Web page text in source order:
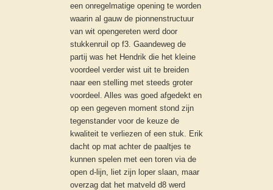
een onregelmatige opening te worden
waarin al gauw de pionnenstructuur
van wit opengereten werd door
stukkenruil op f3. Gaandeweg de
partij was het Hendrik die het kleine
voordeel verder wist uit te breiden
naar een stelling met steeds groter
voordeel. Alles was goed afgedekt en
op een gegeven moment stond zijn
tegenstander voor de keuze de
kwaliteit te verliezen of een stuk. Erik
dacht op mat achter de paaltjes te
kunnen spelen met een toren via de
open d-lijn, liet zijn loper slaan, maar
overzag dat het matveld d8 werd